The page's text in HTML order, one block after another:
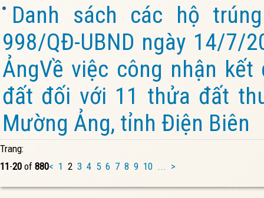
Danh sách các hộ
998/QĐ-UBND ngày 14/7/
ẢngVề việc công nhận
đất đối với 11 thửa đất
Mường Ảng, tỉnh Điện Biên
Trang:
11-20 of 880< 1 2 3 4 5 6 7 8 9 10 ... >